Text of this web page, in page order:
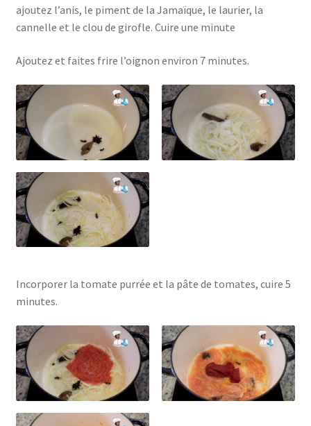
ajoutez l’anis, le piment de la Jamaïque, le laurier, la
cannelle et le clou de girofle. Cuire une minute
Ajoutez et faites frire l’oignon environ 7 minutes.
Incorporer la tomate purrée et la pâte de tomates, cuire 5
minutes.